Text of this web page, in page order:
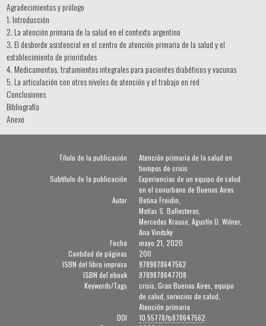
Agradecimientos y prólogo
1. Introducción
2. La atención primaria de la salud en el contexto argentino
3. El desborde asistencial en el centro de atención primaria de la salud y el
establecimiento de prioridades
4. Medicamentos, tratamientos integrales para pacientes diabéticos y vacunas
5. La articulación con otros niveles de atención y el trabajo en red
Conclusiones
Bibliografía
Anexo
Título de la publicación
Atención primaria de la salud en
tiempos de crisis
Subtítulo de la publicación
Experiencias de un equipo de salud
en el conurbano de Buenos Aires
Autor
Betina Freidin,
Matías S. Ballesteros,
Mercedes Krause, Agustín D. Wilner,
Ana Vinitsky
Fecha
mayo 21, 2020
Cantidad de páginas
200
ISBN del libro impreso
9789878647562
ISBN del ebook
9789878647708
Keywords/Tags
crisis, Gran Buenos Aires, equipo
de salud, servicios de salud,
Atención primaria
DOI
10.55778/ts878647562